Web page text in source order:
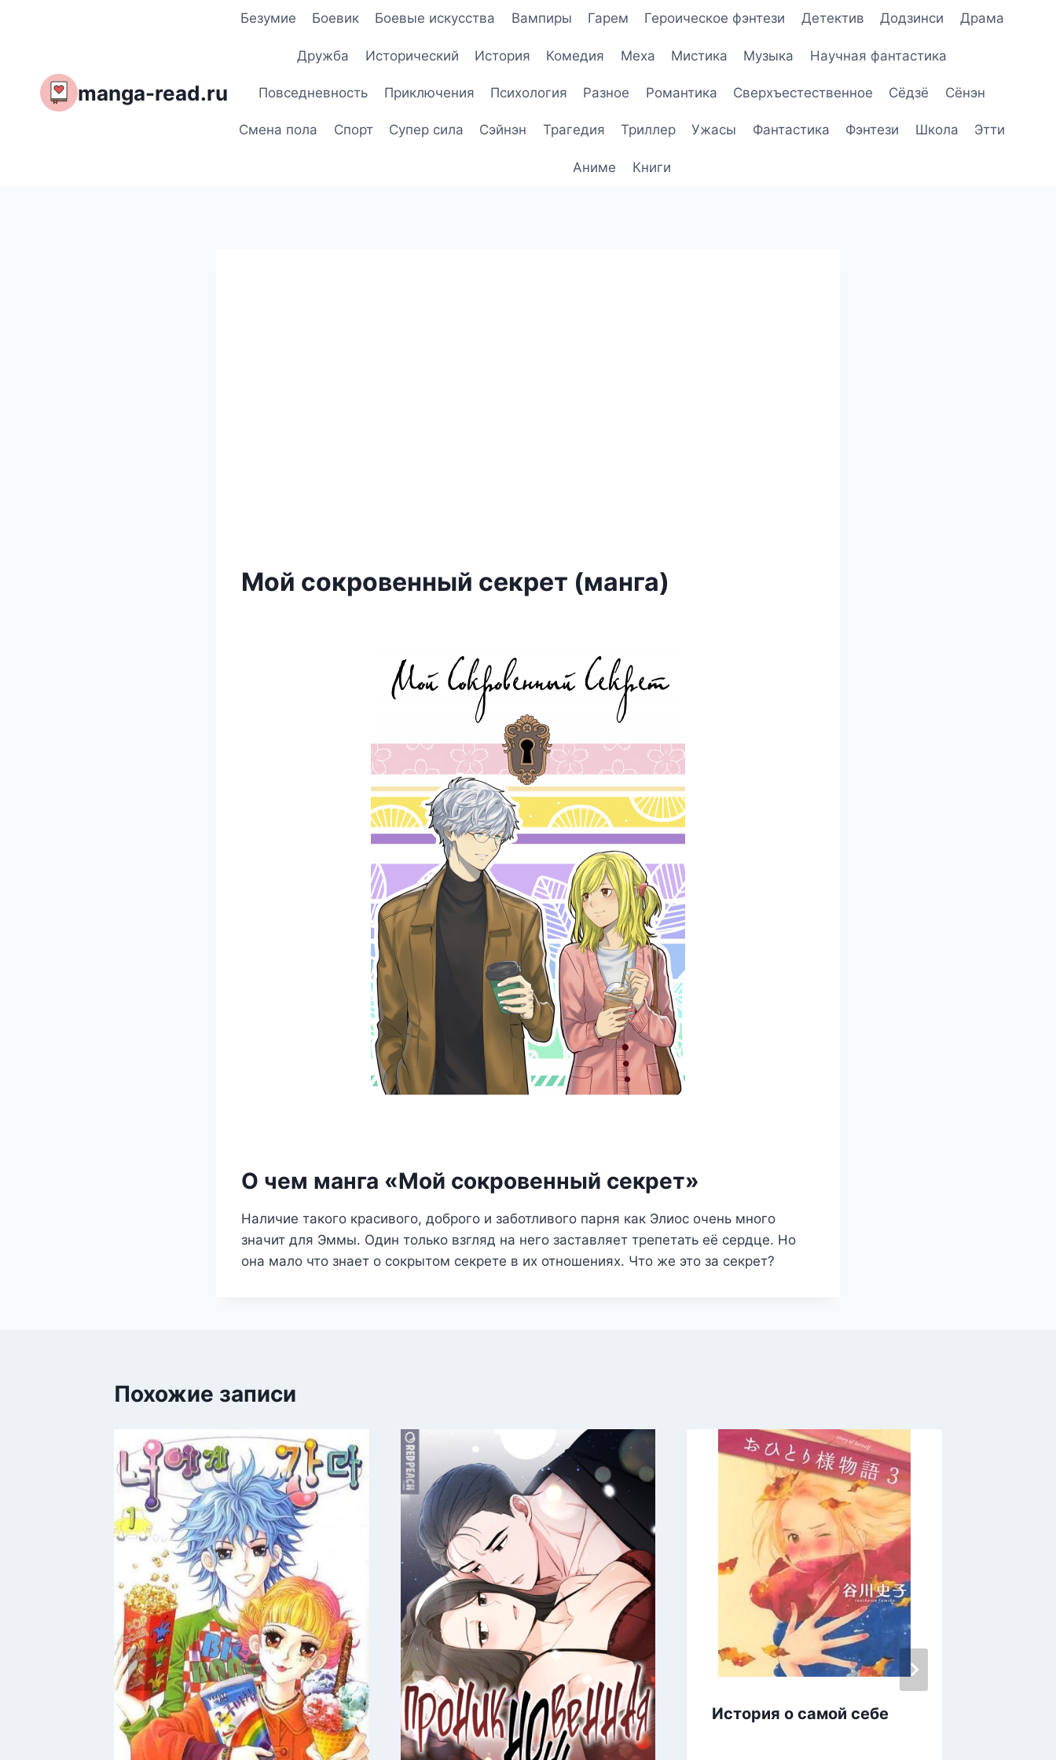
manga-read.ru
Безумие Боевик Боевые искусства Вампиры Гарем Героическое фэнтези Детектив Додзинси Драма
Дружба Исторический История Комедия Меха Мистика Музыка Научная фантастика
Повседневность Приключения Психология Разное Романтика Сверхъестественное Сёдзё Сёнэн
Смена пола Спорт Супер сила Сэйнэн Трагедия Триллер Ужасы Фантастика Фэнтези Школа Этти
Аниме Книги
Мой сокровенный секрет (манга)
О чем манга «Мой сокровенный секрет»
Наличие такого красивого, доброго и заботливого парня как Элиос очень много
значит для Эммы. Один только взгляд на него заставляет трепетать её сердце. Но
она мало что знает о сокрытом секрете в их отношениях. Что же это за секрет?
Похожие записи
История о самой себе